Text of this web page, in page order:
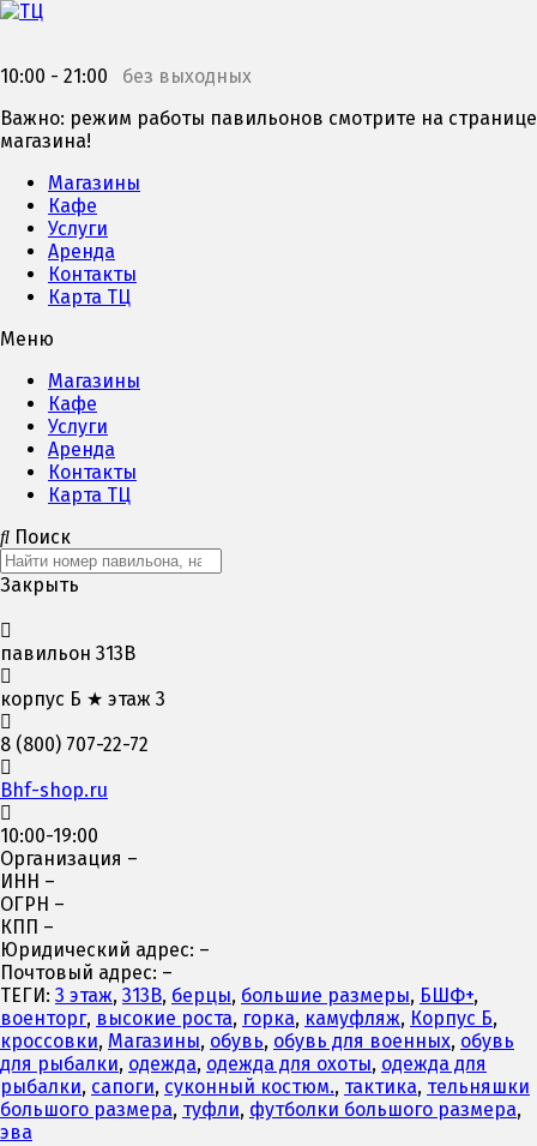
10:00 - 21:00 без выходных
Важно: режим работы павильонов смотрите на странице
магазина!
Магазины
Кафе
Услуги
Аренда
Контакты
Карта ТЦ
Меню
Магазины
Кафе
Услуги
Аренда
Контакты
Карта ТЦ
Поиск
Закрыть
павильон 313В
корпус Б ★ этаж 3
8 (800) 707-22-72
Bhf-shop.ru
10:00-19:00
Организация –
ИНН –
ОГРН –
КПП –
Юридический адрес: –
Почтовый адрес: –
ТЕГИ: 3 этаж, 313В, берцы, большие размеры, БШФ+,
военторг, высокие роста, горка, камуфляж, Корпус Б,
кроссовки, Магазины, обувь, обувь для военных, обувь
для рыбалки, одежда, одежда для охоты, одежда для
рыбалки, сапоги, суконный костюм., тактика, тельняшки
большого размера, туфли, футболки большого размера,
эва